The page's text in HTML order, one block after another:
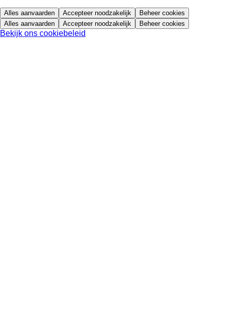
Alles aanvaarden Accepteer noodzakelijk
Beheer cookies
Alles aanvaarden
Accepteer noodzakelijk Beheer cookies
Bekijk ons cookiebeleid